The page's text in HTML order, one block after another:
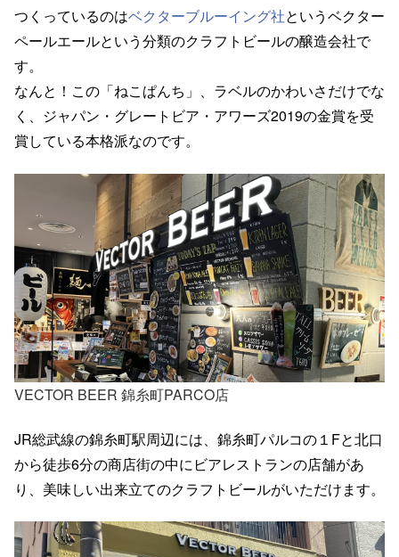
つくっているのはベクターブルーイング社というベクター
ペールエールという分類のクラフトビールの醸造会社で
す。
なんと！この「ねこぱんち」、ラベルのかわいさだけでな
く、ジャパン・グレートビア・アワーズ2019の金賞を受
賞している本格派なのです。
VECTOR BEER 錦糸町PARCO店
JR総武線の錦糸町駅周辺には、錦糸町パルコの１Fと北口
から徒歩6分の商店街の中にビアレストランの店舗があ
り、美味しい出来立てのクラフトビールがいただけます。